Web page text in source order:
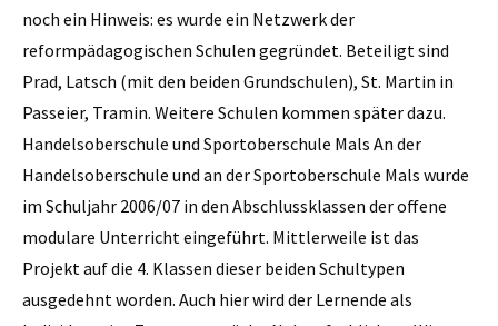
noch ein Hinweis: es wurde ein Netzwerk der
reformpädagogischen Schulen gegründet. Beteiligt sind
Prad, Latsch (mit den beiden Grundschulen), St. Martin in
Passeier, Tramin. Weitere Schulen kommen später dazu.
Handelsoberschule und Sportoberschule Mals An der
Handelsoberschule und an der Sportoberschule Mals wurde
im Schuljahr 2006/07 in den Abschlussklassen der offene
modulare Unterricht eingeführt. Mittlerweile ist das
Projekt auf die 4. Klassen dieser beiden Schultypen
ausgedehnt worden. Auch hier wird der Lernende als